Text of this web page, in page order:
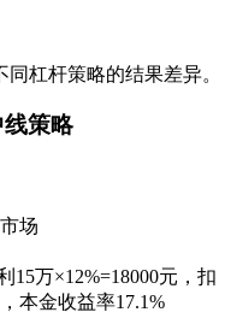
杠杆策略的结果差异。
策略
场
15万×12%=18000元，扣
本金收益率17.1%